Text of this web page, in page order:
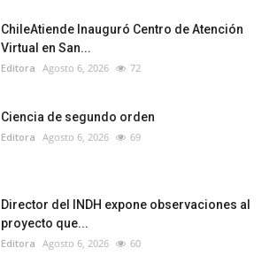
ChileAtiende Inauguró Centro de Atención
Virtual en San...
Editora Agosto 6, 2026 72
Ciencia de segundo orden
Editora Agosto 6, 2026 69
Director del INDH expone observaciones al
proyecto que...
Editora Agosto 6, 2026 60